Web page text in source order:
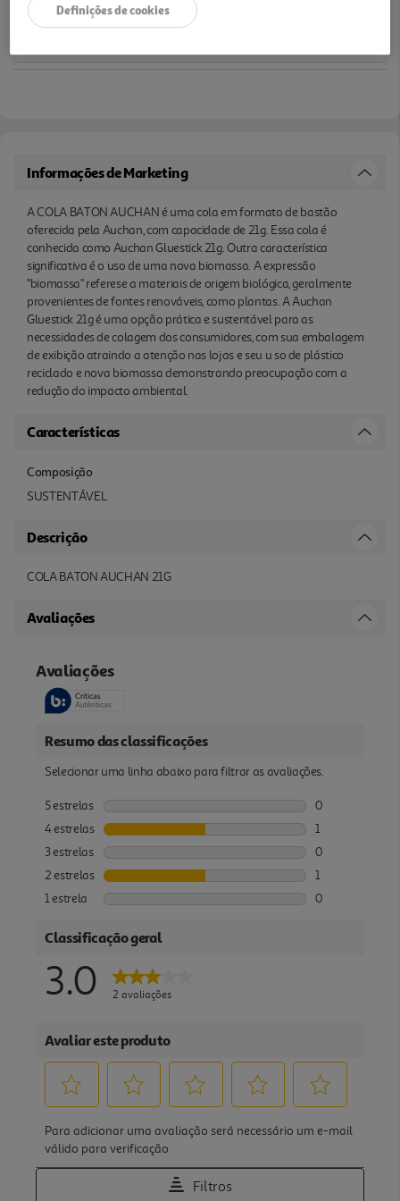
nas lojas e seu u so de plástico reciclado e nova
redução do impacto ambiental.
Informações de Marketing
A COLA BATON AUCHAN é uma cola em formato de bastão
oferecida pela Auchan, com capacidade de 21g. Essa cola é
conhecida como Auchan Gluestick 21g. Outra característica
significativa é o uso de uma nova biomassa. A expressão
"biomassa" referese a materiais de origem biológica, geralmente
provenientes de fontes renováveis, como plantas. A Auchan
Gluestick 21g é uma opção prática e sustentável para as
necessidades de colagem dos consumidores, com sua embalagem
de exibição atraindo a atenção nas lojas e seu u so de plástico
reciclado e nova biomassa demonstrando preocupação com a
redução do impacto ambiental.
Características
Composição
SUSTENTÁVEL
Descrição
COLA BATON AUCHAN 21G
Avaliações
Definições de cookies